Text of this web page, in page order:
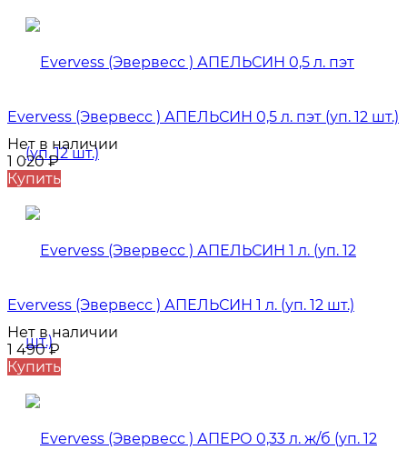
Evervess (Эвервесс ) АПЕЛЬСИН 0,5 л. пэт (уп. 12 шт.)
Нет в наличии
1 020₽
Купить
Evervess (Эвервесс ) АПЕЛЬСИН 1 л. (уп. 12 шт.)
Нет в наличии
1 490₽
Купить